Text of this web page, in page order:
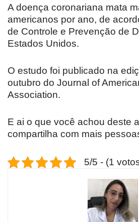
A doença coronariana mata
americanos por ano, de
de Controle e Prevenção de
Estados Unidos.
O estudo foi publicado na
outubro do Journal of
Association.
E ai o que você achou deste
compartilha com mais
5/5 - (1